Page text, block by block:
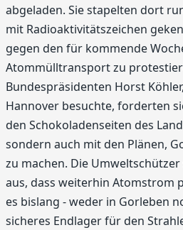
abgeladen. Sie stapelten dort
mit Radioaktivitätszeichen
gegen den für kommende
Atommülltransport zu
Bundespräsidenten Horst
Hannover besuchte, forderten
den Schokoladenseiten des
sondern auch mit den Plänen,
zu machen. Die
aus, dass weiterhin Atomstrom
es bislang - weder in Gorleben
sicheres Endlager für den